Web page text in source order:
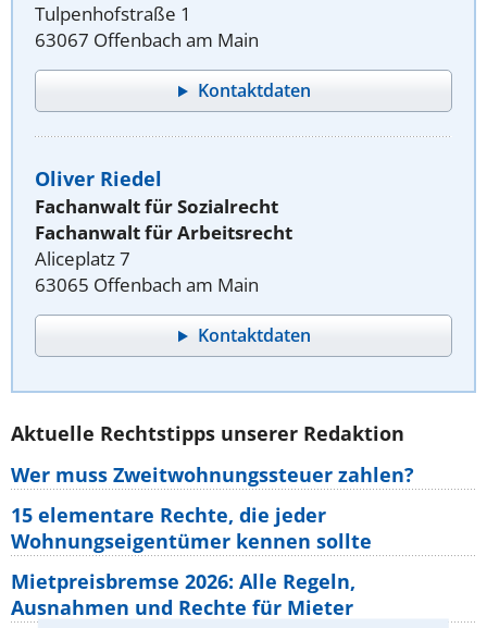
Tulpenhofstraße 1
63067 Offenbach am Main
Kontaktdaten
Oliver Riedel
Fachanwalt für Sozialrecht
Fachanwalt für Arbeitsrecht
Aliceplatz 7
63065 Offenbach am Main
Kontaktdaten
Aktuelle Rechtstipps unserer Redaktion
Wer muss Zweitwohnungssteuer zahlen?
15 elementare Rechte, die jeder
Wohnungseigentümer kennen sollte
Mietpreisbremse 2026: Alle Regeln,
Ausnahmen und Rechte für Mieter